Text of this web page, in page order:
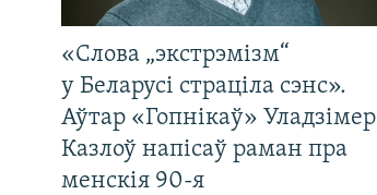
«Слова „экстрэмізм“
у Беларусі страціла сэнс».
Аўтар «Гопнікаў» Уладзімер
Казлоў напісаў раман пра
менскія 90-я